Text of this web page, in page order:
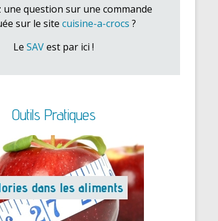
une question sur une commande
sur le site cuisine-a-crocs ?
Le SAVest par ici !
Outils Pratiques